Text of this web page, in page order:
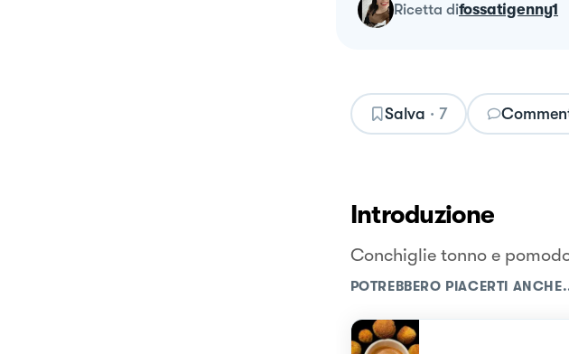
ricetta difossatigenny1
Salva · 7
Introduzione
Conchiglie tonno e
POTREBBERO PIACERTI